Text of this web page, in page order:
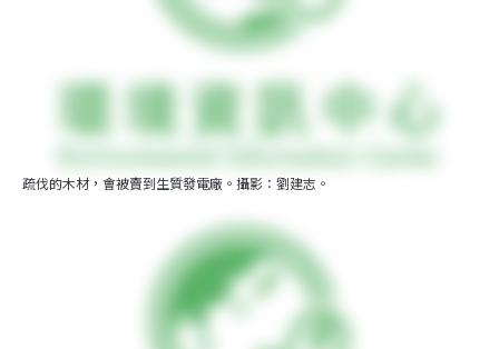
疏伐的木材，會被賣到生質發電廠。攝影：劉建志。